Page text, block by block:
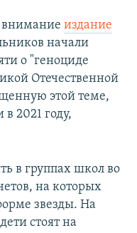
внимание издание
начали
о "геноциде
Отечественной
этой теме,
2021 году,
в группах школ во
на которых
звезды. На
стоят на